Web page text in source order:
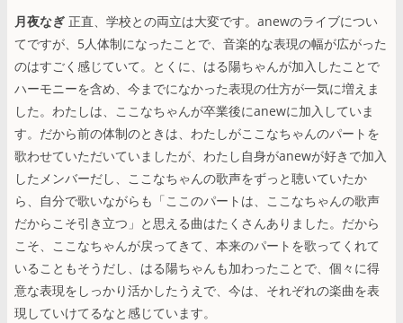
月夜なぎ 正直、学校との両立は大変です。anewのライブについ
てですが、5人体制になったことで、音楽的な表現の幅が広がった
のはすごく感じていて。とくに、はる陽ちゃんが加入したことで
ハーモニーを含め、今までになかった表現の仕方が一気に増えま
した。わたしは、ここなちゃんが卒業後にanewに加入していま
す。だから前の体制のときは、わたしがここなちゃんのパートを
歌わせていただいていましたが、わたし自身がanewが好きで加入
したメンバーだし、ここなちゃんの歌声をずっと聴いていたか
ら、自分で歌いながらも「ここのパートは、ここなちゃんの歌声
だからこそ引き立つ」と思える曲はたくさんありました。だから
こそ、ここなちゃんが戻ってきて、本来のパートを歌ってくれて
いることもそうだし、はる陽ちゃんも加わったことで、個々に得
意な表現をしっかり活かしたうえで、今は、それぞれの楽曲を表
現していけてるなと感じています。